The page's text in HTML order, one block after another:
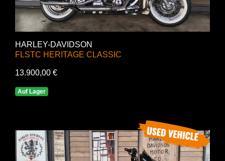
HARLEY-DAVIDSON
FLSTC HERITAGE CLASSIC
13.900,00 €
Auf Lager